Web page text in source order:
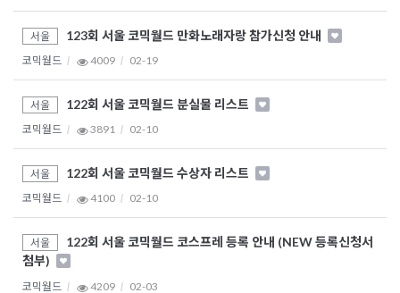
서울 123회 서울 코믹월드 만화노래자랑 참가신청 안내
코믹월드 4009 02-19
서울 122회 서울 코믹월드 분실물 리스트
코믹월드 3891 02-10
서울 122회 서울 코믹월드 수상자 리스트
코믹월드 4100 02-10
서울
122회 서울 코믹월드 코스프레 등록 안내 (NEW 등록신청서
첨부)
코믹월드 4209 02-03